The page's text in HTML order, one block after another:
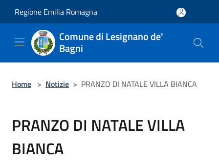
Regione Emilia Romagna
Comune di Lesignano de'
Bagni
Home > Notizie > PRANZO DI NATALE VILLA BIANCA
PRANZO DI NATALE VILLA
BIANCA